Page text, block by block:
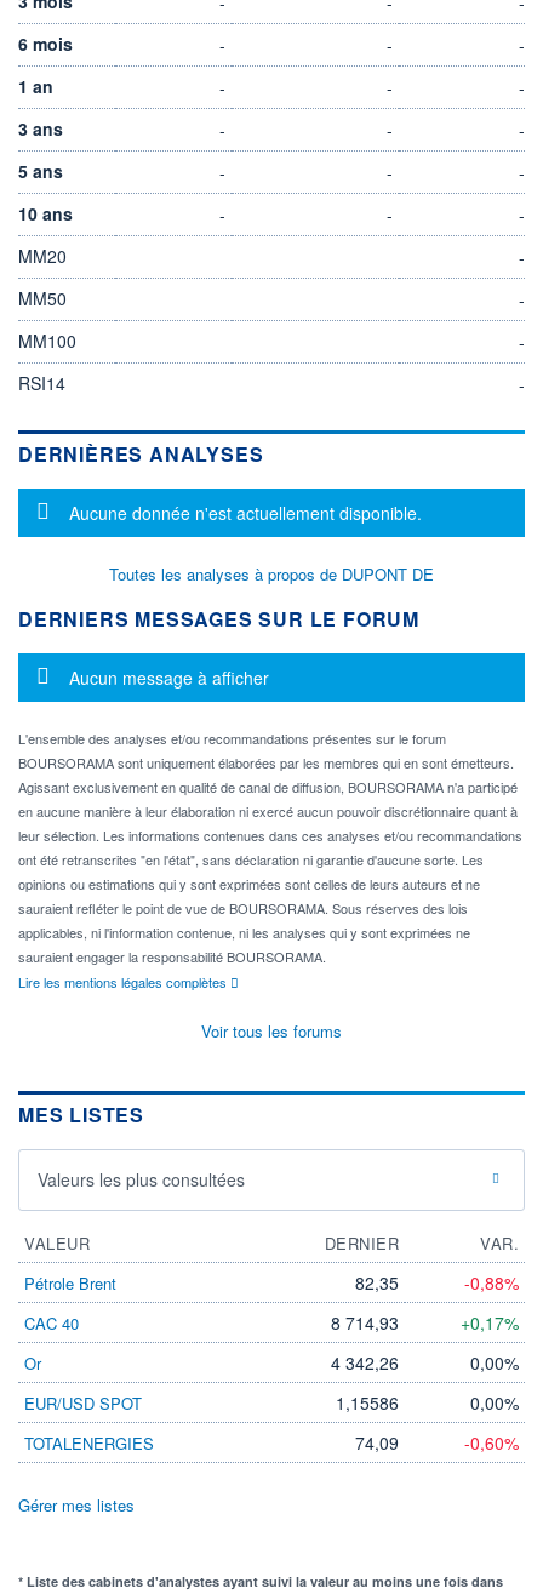
6 mois
- -
-
1 an
- -
-
3 ans
- -
-
5 ans
- -
-
10 ans
- -
-
MM20
-
MM50
-
MM100
-
RSI14
-
DERNIÈRES ANALYSES
Message d'information
Aucune donnée n'est actuellement disponible.
Toutes les analyses à propos de DUPONT DE
DERNIERS MESSAGES SUR LE FORUM
Message d'information
Aucun message à afficher
L'ensemble des analyses et/ou recommandations présentes sur le forum
BOURSORAMA sont uniquement élaborées par les membres qui en sont émetteurs.
Agissant exclusivement en qualité de canal de diffusion, BOURSORAMA n'a participé
en aucune manière à leur élaboration ni exercé aucun pouvoir discrétionnaire quant à
leur sélection. Les informations contenues dans ces analyses et/ou recommandations
ont été retranscrites "en l'état", sans déclaration ni garantie d'aucune sorte. Les
opinions ou estimations qui y sont exprimées sont celles de leurs auteurs et ne
sauraient refléter le point de vue de BOURSORAMA. Sous réserves des lois
applicables, ni l'information contenue, ni les analyses qui y sont exprimées ne
sauraient engager la responsabilité BOURSORAMA.
Lire les mentions légales complètes
Voir tous les forums
MES LISTES
Valeurs les plus consultées
VALEUR DERNIER
VAR.
Pétrole Brent
82,35 -0,88%
CAC 40 8 714,93 +0,17%
Or 4 342,26 0,00%
EUR/USD SPOT 1,15586 0,00%
TOTALENERGIES 74,09 -0,60%
Gérer mes listes
* Liste des cabinets d'analystes ayant suivi la valeur au moins une fois dans